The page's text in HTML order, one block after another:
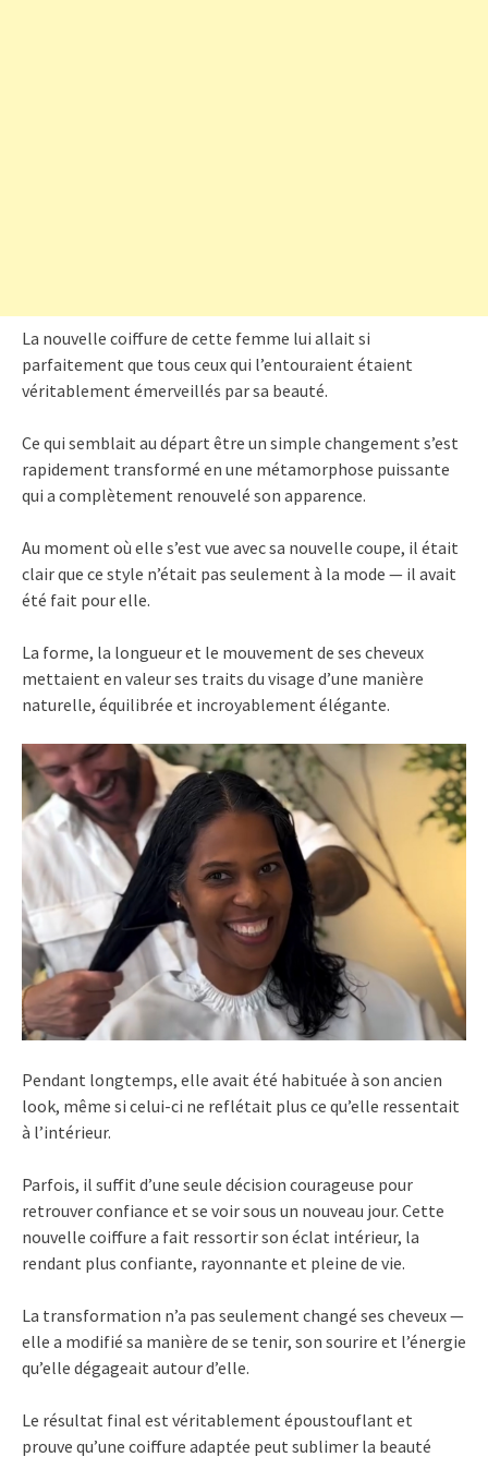
La nouvelle coiffure de cette femme lui allait si
parfaitement que tous ceux qui l’entouraient étaient
véritablement émerveillés par sa beauté.
Ce qui semblait au départ être un simple changement s’est
rapidement transformé en une métamorphose puissante
qui a complètement renouvelé son apparence.
Au moment où elle s’est vue avec sa nouvelle coupe, il était
clair que ce style n’était pas seulement à la mode — il avait
été fait pour elle.
La forme, la longueur et le mouvement de ses cheveux
mettaient en valeur ses traits du visage d’une manière
naturelle, équilibrée et incroyablement élégante.
Pendant longtemps, elle avait été habituée à son ancien
look, même si celui-ci ne reflétait plus ce qu’elle ressentait
à l’intérieur.
Parfois, il suffit d’une seule décision courageuse pour
retrouver confiance et se voir sous un nouveau jour. Cette
nouvelle coiffure a fait ressortir son éclat intérieur, la
rendant plus confiante, rayonnante et pleine de vie.
La transformation n’a pas seulement changé ses cheveux —
elle a modifié sa manière de se tenir, son sourire et l’énergie
qu’elle dégageait autour d’elle.
Le résultat final est véritablement époustouflant et
prouve qu’une coiffure adaptée peut sublimer la beauté